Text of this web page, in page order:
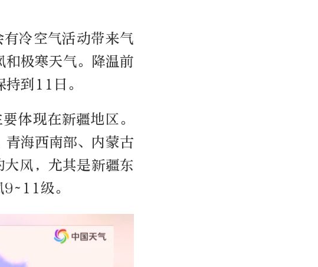
冷空气活动带来气
和极寒天气。降温前
到11日。
体现在新疆地区。
青海西南部、内蒙古
风，尤其是新疆东
级。